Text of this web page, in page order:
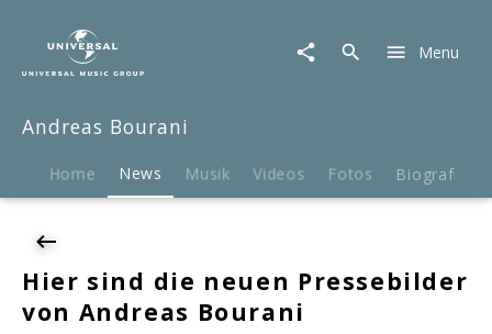
News
Hier
neuen
Bourani
Menu
Andreas Bourani
Home News Musik Videos Fotos Biografie
Hier sind die neuen Pressebilder
von Andreas Bourani